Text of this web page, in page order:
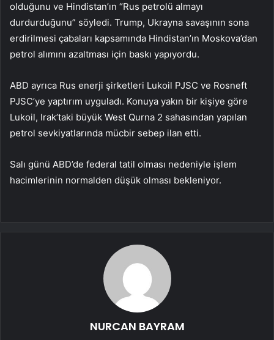
olduğunu ve Hindistan’ın “Rus petrolü almayı
durdurduğunu” söyledi. Trump, Ukrayna savaşının sona
erdirilmesi çabaları kapsamında Hindistan’ın Moskova’dan
petrol alımını azaltması için baskı yapıyordu.
ABD ayrıca Rus enerji şirketleri Lukoil PJSC ve Rosneft
PJSC’ye yaptırım uyguladı. Konuya yakın bir kişiye göre
Lukoil, Irak’taki büyük West Qurna 2 sahasından yapılan
petrol sevkiyatlarında mücbir sebep ilan etti.
Salı günü ABD’de federal tatil olması nedeniyle işlem
hacimlerinin normalden düşük olması bekleniyor.
NURCAN BAYRAM